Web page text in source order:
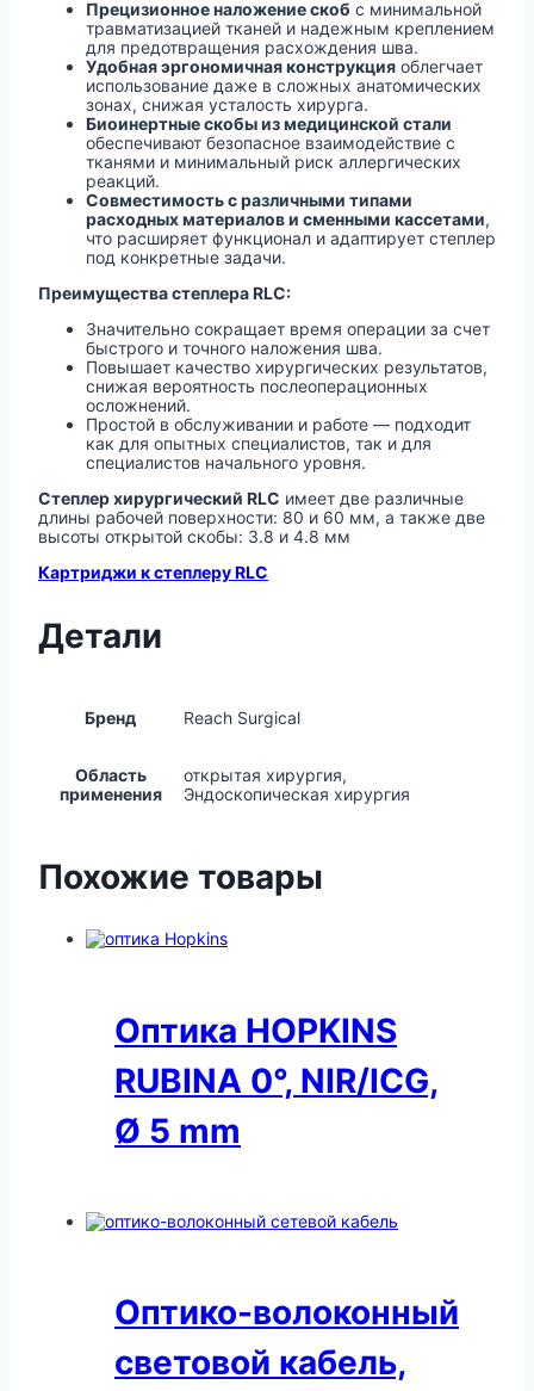
Прецизионное наложение скоб с минимальной
травматизацией тканей и надежным креплением
для предотвращения расхождения шва.
Удобная эргономичная конструкция облегчает
использование даже в сложных анатомических
зонах, снижая усталость хирурга.
Биоинертные скобы из медицинской стали
обеспечивают безопасное взаимодействие с
тканями и минимальный риск аллергических
реакций.
Совместимость с различными типами
расходных материалов и сменными кассетами,
что расширяет функционал и адаптирует степлер
под конкретные задачи.
Преимущества степлера RLC:
Значительно сокращает время операции за счет
быстрого и точного наложения шва.
Повышает качество хирургических результатов,
снижая вероятность послеоперационных
осложнений.
Простой в обслуживании и работе — подходит
как для опытных специалистов, так и для
специалистов начального уровня.
Степлер хирургический RLC имеет две различные
длины рабочей поверхности: 80 и 60 мм, а также две
высоты открытой скобы: 3.8 и 4.8 мм
Картриджи к степлеру RLC
Детали
Бренд Reach Surgical
Область
применения
открытая хирургия,
Эндоскопическая хирургия
Похожие товары
Оптика HOPKINS
RUBINA 0°, NIR/ICG,
Ø 5 mm
Оптико-волоконный
световой кабель,